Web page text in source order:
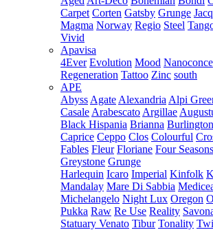
Carpet Corten Gatsby Grunge
Magma Norway Regio Steel
Vivid
Apavisa
4Ever Evolution Mood
Regeneration Tattoo Zinc south
APE
Abyss Agate Alexandria Alpi
Casale Arabescato Argillae
Black Hispania Brianna Burlington
Caprice Ceppo Clos Colourful
Fables Fleur Floriane Four Seasons
Greystone Grunge
Harlequin Icaro Imperial Kinfolk
Mandalay Mare Di Sabbia
Michelangelo Night Lux Oregon
Pukka Raw Re Use Reality
Statuary Venato Tibur Tonality